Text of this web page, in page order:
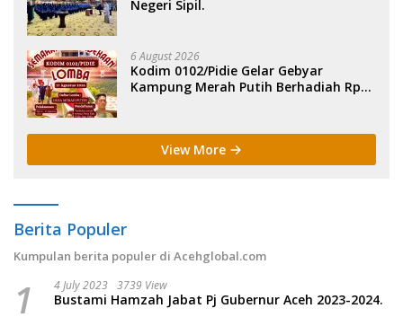
Negeri Sipil.
6 August 2026
Kodim 0102/Pidie Gelar Gebyar
Kampung Merah Putih Berhadiah Rp
View More
Berita Populer
Kumpulan berita populer di Acehglobal.com
1 4 July 2023 3739 View
Bustami Hamzah Jabat Pj Gubernur Aceh 2023-2024.